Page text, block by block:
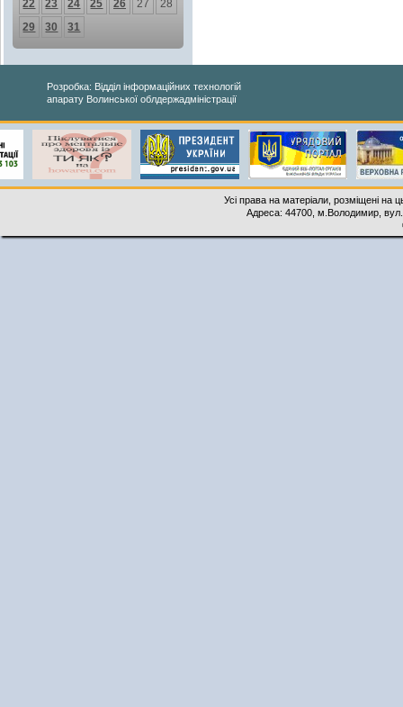
22
23 24 25 26 27
28
29
30 31
Розробка: Відділ інформаційних технологій
апарату Волинської облдержадміністрації
Усі права на матеріали, розміщені на
Адреса: 44700, м.Володимир,